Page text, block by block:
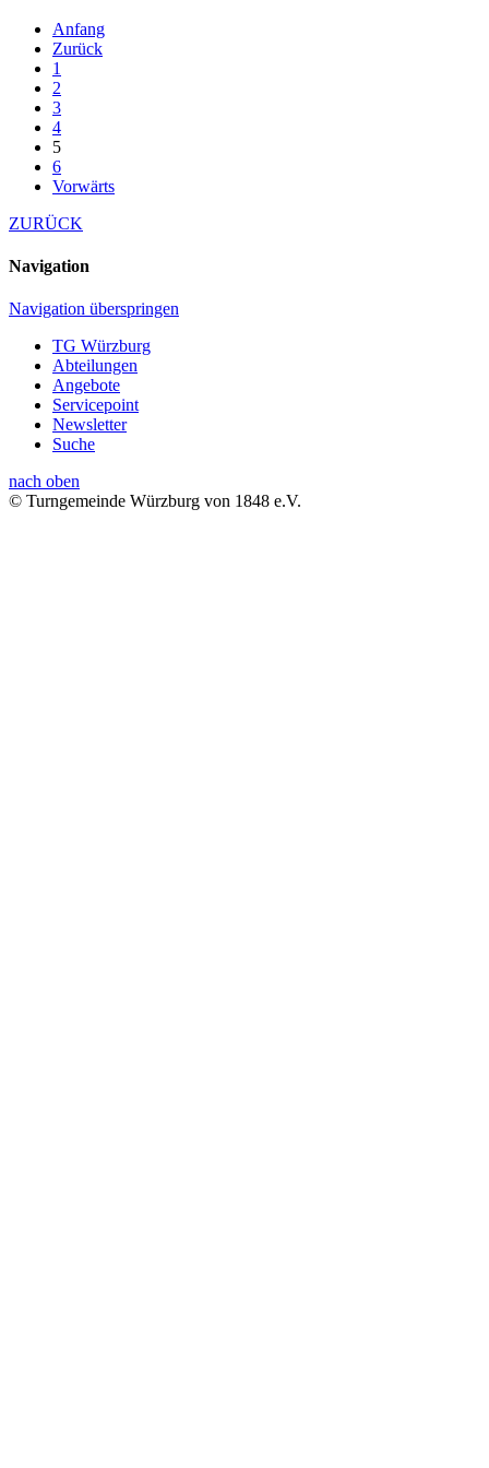
Anfang
Zurück
1
2
3
4
5
6
Vorwärts
ZURÜCK
Navigation
Navigation überspringen
TG Würzburg
Abteilungen
Angebote
Servicepoint
Newsletter
Suche
nach oben
© Turngemeinde Würzburg von 1848 e.V.